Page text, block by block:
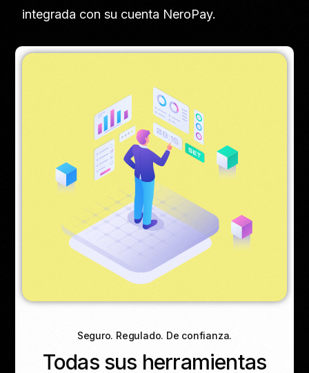
integrada con su cuenta NeroPay.
Seguro. Regulado. De confianza.
Todas sus herramientas